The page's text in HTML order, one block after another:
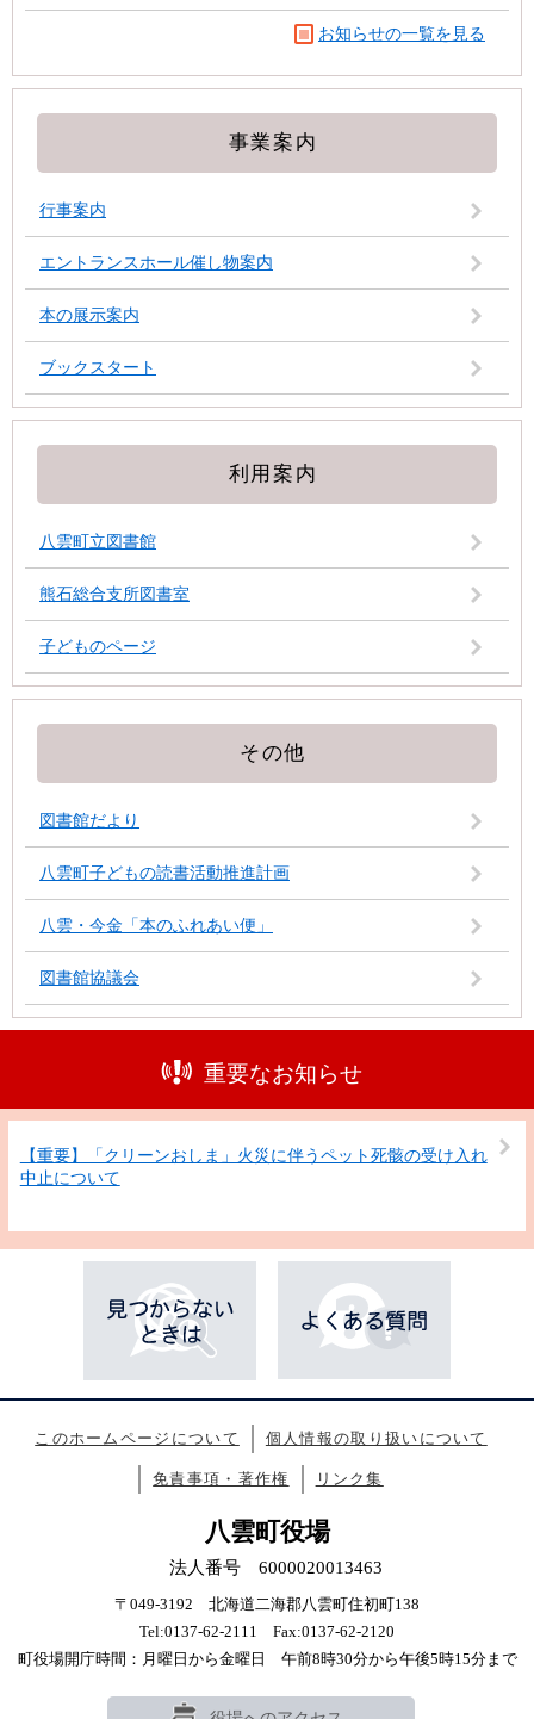
お知らせの一覧を見る
事業案内
行事案内
エントランスホール催し物案内
本の展示案内
ブックスタート
利用案内
八雲町立図書館
熊石総合支所図書室
子どものページ
その他
図書館だより
八雲町子どもの読書活動推進計画
八雲・今金「本のふれあい便」
図書館協議会
重要なお知らせ
【重要】「クリーンおしま」火災に伴うペット死骸の受け入れ
中止について
このホームページについて 個人情報の取り扱いについて
免責事項・著作権 リンク集
八雲町役場
法人番号 6000020013463
〒049-3192 北海道二海郡八雲町住初町138
Tel:0137-62-2111 Fax:0137-62-2120
町役場開庁時間：月曜日から金曜日 午前8時30分から午後5時15分まで